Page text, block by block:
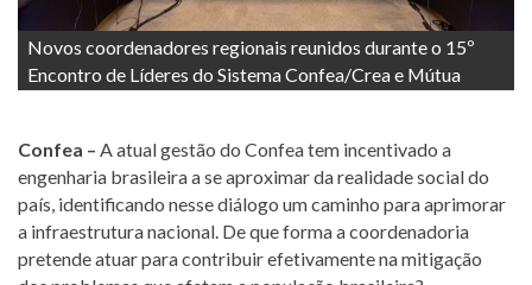
Novos coordenadores regionais reunidos durante o 15º
Encontro de Líderes do Sistema Confea/Crea e Mútua
Confea – A atual gestão do Confea tem incentivado a
engenharia brasileira a se aproximar da realidade social do
país, identificando nesse diálogo um caminho para aprimorar
a infraestrutura nacional. De que forma a coordenadoria
pretende atuar para contribuir efetivamente na mitigação